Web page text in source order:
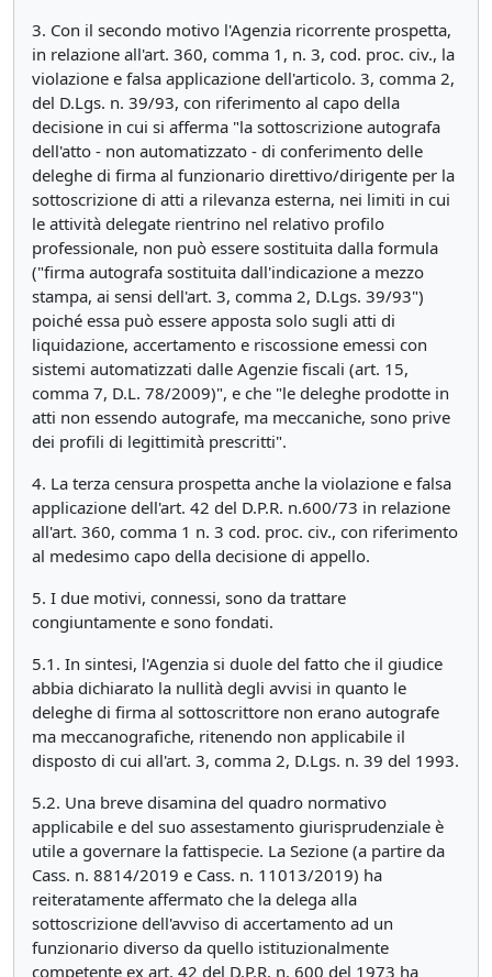
3. Con il secondo motivo l'Agenzia ricorrente prospetta,
in relazione all'art. 360, comma 1, n. 3, cod. proc. civ., la
violazione e falsa applicazione dell'articolo. 3, comma 2,
del D.Lgs. n. 39/93, con riferimento al capo della
decisione in cui si afferma "la sottoscrizione autografa
dell'atto - non automatizzato - di conferimento delle
deleghe di firma al funzionario direttivo/dirigente per la
sottoscrizione di atti a rilevanza esterna, nei limiti in cui
le attività delegate rientrino nel relativo profilo
professionale, non può essere sostituita dalla formula
("firma autografa sostituita dall'indicazione a mezzo
stampa, ai sensi dell'art. 3, comma 2, D.Lgs. 39/93")
poiché essa può essere apposta solo sugli atti di
liquidazione, accertamento e riscossione emessi con
sistemi automatizzati dalle Agenzie fiscali (art. 15,
comma 7, D.L. 78/2009)", e che "le deleghe prodotte in
atti non essendo autografe, ma meccaniche, sono prive
dei profili di legittimità prescritti".
4. La terza censura prospetta anche la violazione e falsa
applicazione dell'art. 42 del D.P.R. n.600/73 in relazione
all'art. 360, comma 1 n. 3 cod. proc. civ., con riferimento
al medesimo capo della decisione di appello.
5. I due motivi, connessi, sono da trattare
congiuntamente e sono fondati.
5.1. In sintesi, l'Agenzia si duole del fatto che il giudice
abbia dichiarato la nullità degli avvisi in quanto le
deleghe di firma al sottoscrittore non erano autografe
ma meccanografiche, ritenendo non applicabile il
disposto di cui all'art. 3, comma 2, D.Lgs. n. 39 del 1993.
5.2. Una breve disamina del quadro normativo
applicabile e del suo assestamento giurisprudenziale è
utile a governare la fattispecie. La Sezione (a partire da
Cass. n. 8814/2019 e Cass. n. 11013/2019) ha
reiteratamente affermato che la delega alla
sottoscrizione dell'avviso di accertamento ad un
funzionario diverso da quello istituzionalmente
competente ex art. 42 del D.P.R. n. 600 del 1973 ha